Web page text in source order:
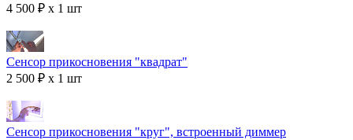
4 500 ₽ x 1 шт
Сенсор прикосновения "квадрат"
2 500 ₽ x 1 шт
Сенсор прикосновения "круг", встроенный диммер